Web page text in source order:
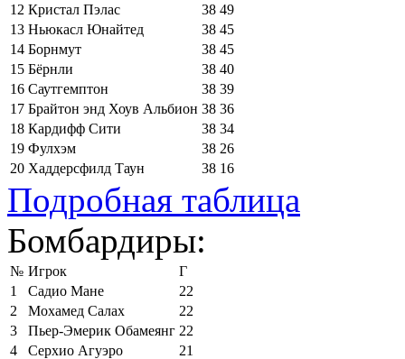
12 Кристал Пэлас 38 49
13 Ньюкасл Юнайтед 38 45
14 Борнмут 38 45
15 Бёрнли 38 40
16 Саутгемптон 38 39
17 Брайтон энд Хоув Альбион 38 36
18 Кардифф Сити 38 34
19 Фулхэм 38 26
20 Хаддерсфилд Таун 38 16
Подробная таблица
Бомбардиры:
№ Игрок
Г
1
Садио Мане
22
2
Мохамед Салах
22
3
Пьер-Эмерик Обамеянг 22
4
Серхио Агуэро
21